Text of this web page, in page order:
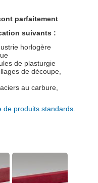
parfaitement
suivants :
horlogère
de plasturgie
de découpe,
au carbure,
de produits standards